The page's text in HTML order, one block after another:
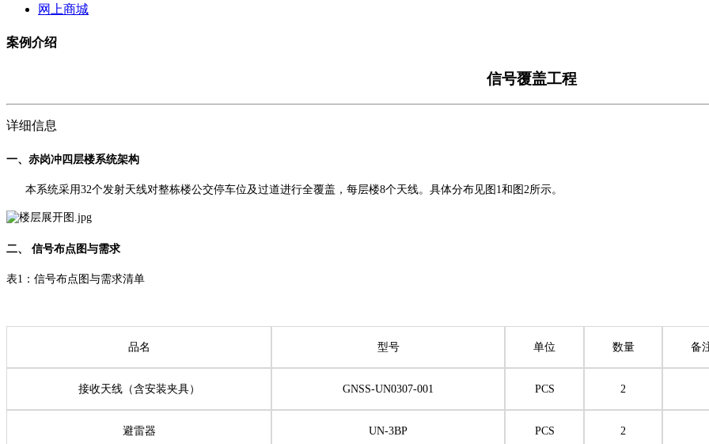
网上商城
案例介绍
信号覆盖工程
详细信息
一、赤岗冲四层楼系统架构
本系统采用32个发射天线对整栋楼公交停车位及过道进行全覆盖，每层楼8个天线。具体分布见图1和图2所示。
二、 信号布点图与需求
表1：信号布点图与需求清单
品名 型号 单位 数量 备
接收天线（含安装夹具） GNSS-UN0307-001 PCS 2
避雷器 UN-3BP PCS 2